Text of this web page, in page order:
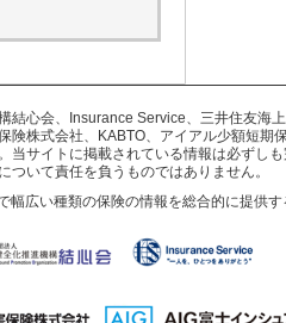
心会、Insurance Service、三井住友海
株式会社、KABTO、アイアル少額短期
サイトに掲載されている情報は必ずし
いて責任を負うものではありません。
広い種類の保険の情報を総合的に提供す